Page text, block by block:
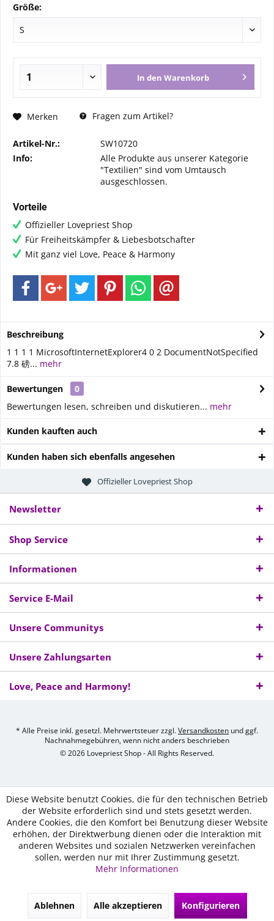
Größe:
In den Warenkorb
Merken Fragen zum Artikel?
Artikel-Nr.:
SW10720
Info:
Alle Produkte aus unserer Kategorie
"Textilien" sind vom Umtausch
ausgeschlossen.
Vorteile
Offizieller Lovepriest Shop
Für Freiheitskämpfer & Liebesbotschafter
Mit ganz viel Love, Peace & Harmony
Beschreibung
1 1 1 1 MicrosoftInternetExplorer4 0 2 DocumentNotSpecified
7.8 磅... mehr
Bewertungen
0
Bewertungen lesen, schreiben und diskutieren... mehr
Kunden kauften auch
Kunden haben sich ebenfalls angesehen
Offizieller Lovepriest Shop
Newsletter
Shop Service
Informationen
Service E-Mail
Unsere Communitys
Unsere Zahlungsarten
Love, Peace and Harmony!
* Alle Preise inkl. gesetzl. Mehrwertsteuer zzgl.Versandkosten und ggf.
Nachnahmegebühren, wenn nicht anders beschrieben
© 2026 Lovepriest Shop - All Rights Reserved.
Diese Website benutzt Cookies, die für den technischen Betrieb
der Website erforderlich sind und stets gesetzt werden.
Andere Cookies, die den Komfort bei Benutzung dieser Website
erhöhen, der Direktwerbung dienen oder die Interaktion mit
anderen Websites und sozialen Netzwerken vereinfachen
sollen, werden nur mit Ihrer Zustimmung gesetzt.
Mehr Informationen
Ablehnen Alle akzeptieren Konfigurieren